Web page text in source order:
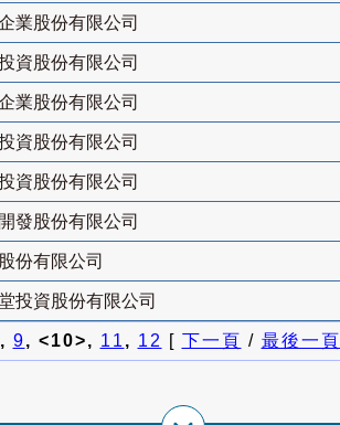
業股份有限公司
資股份有限公司
業股份有限公司
資股份有限公司
資股份有限公司
發股份有限公司
份有限公司
投資股份有限公司
, 9, <10>, 11, 12 [ 下一頁 / 最後一頁